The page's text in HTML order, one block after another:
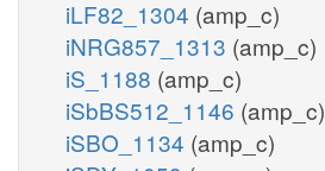
iLF82_1304 (amp_c)
iNRG857_1313 (amp_c)
iS_1188 (amp_c)
iSbBS512_1146 (amp_c)
iSBO_1134 (amp_c)